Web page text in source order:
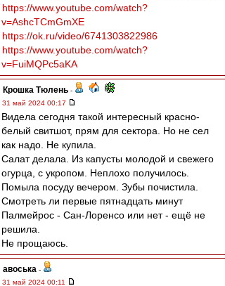
https://www.youtube.com/watch?
v=AshcTCmGmXE
https://ok.ru/video/6741303822986
https://www.youtube.com/watch?
v=FuiMQPc5aKA
Крошка Тюлень -
31 май 2024 00:17
Видела сегодня такой интересный красно-
белый свитшот, прям для сектора. Но не сел
как надо. Не купила.
Салат делала. Из капусты молодой и свежего
огурца, с укропом. Неплохо получилось.
Помыла посуду вечером. Зубы почистила.
Смотреть ли первые пятнадцать минут
Палмейрос - Сан-Лоренсо или нет - ещё не
решила.
Не прощаюсь.
авоська -
31 май 2024 00:11